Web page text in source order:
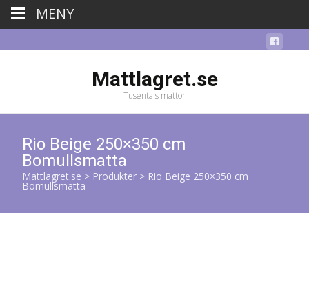
Mattlagret.se
Tusentals mattor
Rio Beige 250×350 cm
Bomullsmatta
Mattlagret.se > Produkter > Rio Beige 250×350 cm
Bomullsmatta
MENY